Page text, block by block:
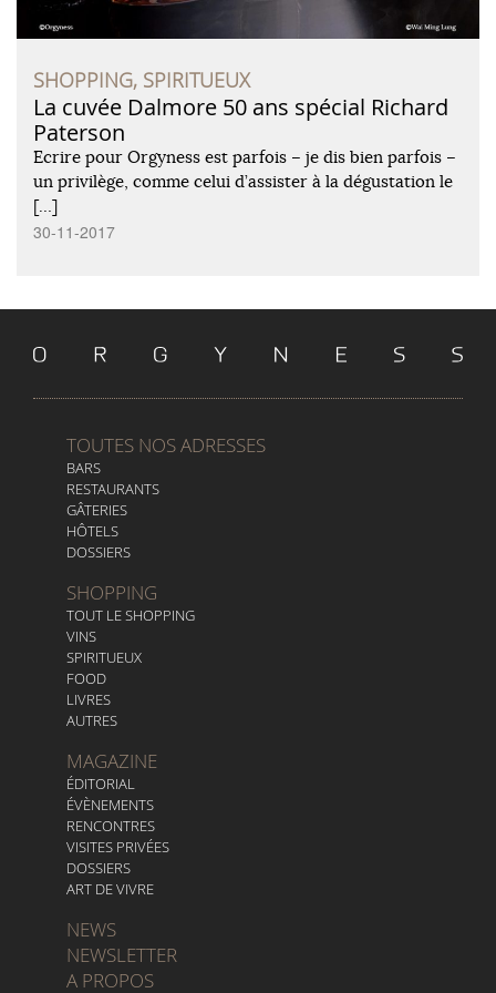
SHOPPING, SPIRITUEUX
La cuvée Dalmore 50 ans spécial Richard
Paterson
Ecrire pour Orgyness est parfois – je dis bien parfois –
un privilège, comme celui d’assister à la dégustation le
[…]
30-11-2017
TOUTES NOS ADRESSES
BARS
RESTAURANTS
GÂTERIES
HÔTELS
DOSSIERS
SHOPPING
TOUT LE SHOPPING
VINS
SPIRITUEUX
FOOD
LIVRES
AUTRES
MAGAZINE
ÉDITORIAL
ÉVÈNEMENTS
RENCONTRES
VISITES PRIVÉES
DOSSIERS
ART DE VIVRE
NEWS
NEWSLETTER
A PROPOS